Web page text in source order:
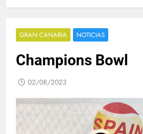
GRAN CANARIA NOTICIAS
Champions Bowl
02/08/2023